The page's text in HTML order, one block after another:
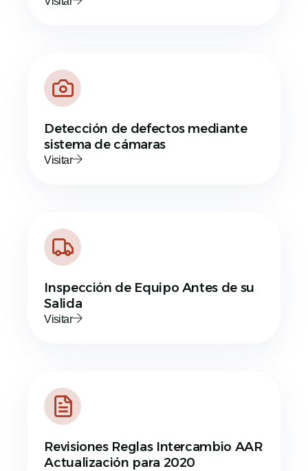
Detección de defectos mediante
sistema de cámaras
Visitar
Inspección de Equipo Antes de su
Salida
Visitar
Revisiones Reglas Intercambio AAR
Actualización para 2020